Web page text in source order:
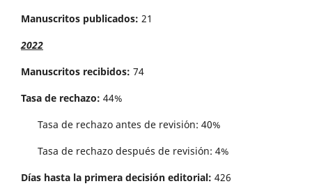
Manuscritos publicados: 21
2022
Manuscritos recibidos: 74
Tasa de rechazo: 44%
Tasa de rechazo antes de revisi´on: 40%
Tasa de rechazo después de revisión: 4%
Días hasta la primera decisión editorial: 426